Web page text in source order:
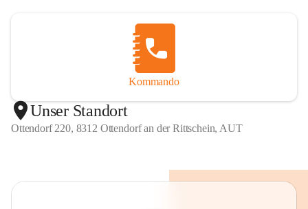
Kommando
Unser Standort
Ottendorf 220, 8312 Ottendorf an der Rittschein, AUT